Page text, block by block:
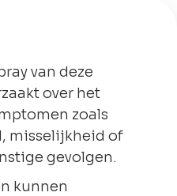
van deze
over het
zoals
misselijkheid of
gevolgen.
kunnen